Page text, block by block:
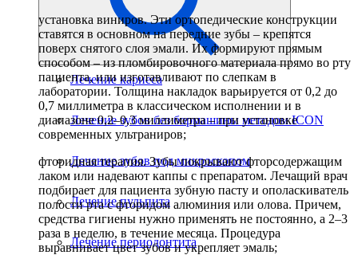
Лечение кариеса
Лечение зубов без бормашины методом ICON
Лечение зубов под микроскопом
Лечение пульпита
Лечение периодонтита
установка виниров. Эти ортопедические конструкции
ставятся в основном на передние зубы – крепятся
поверх снятого слоя эмали. Их формируют прямым
способом – из пломбировочного материала прямо во рту
пациента, или изготавливают по слепкам в
лаборатории. Толщина накладок варьируется от 0,2 до
0,7 миллиметра в классическом исполнении и в
диапазоне 0,2–0,3 миллиметра – при установке
современных ультраниров;
фторидная терапия. Зубы покрывают фторсодержащим
лаком или надевают каппы с препаратом. Лечащий врач
подбирает для пациента зубную пасту и ополаскиватель
полости рта с фторидом алюминия или олова. Причем,
средства гигиены нужно применять не постоянно, а 2–3
раза в неделю, в течение месяца. Процедура
выравнивает цвет зубов и укрепляет эмаль;